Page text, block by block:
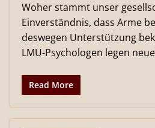
Woher stammt unser
Einverständnis, dass Arme
deswegen Unterstützung
LMU-Psychologen legen
Read More